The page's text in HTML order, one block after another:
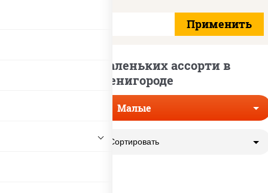
Доставка маленьких ассорти в
Звенигороде
Малые
Сортировать